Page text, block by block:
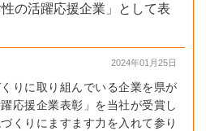
の活躍応援企業」として表
2024年01月25日
りに取り組んでいる企業を県が
応援企業表彰」を当社が受賞し
くりにますます力を入れて参り